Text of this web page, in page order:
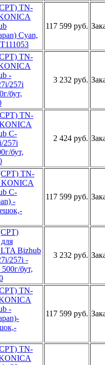
TN-
Cyan,
117 599 руб.
TN-
25­7i
бут,
3 232 руб.
­TN-
C­
257­i
бут,
2 424 руб.
­TN-
KON­ICA
C­
117 599 руб.
­Bizhub
257i
бут,
3 232 руб.
TN-
117 599 руб.
T­N-